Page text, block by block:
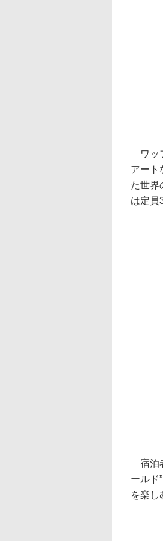
ワッ
アート
た世界
は定員
宿泊
ールド
を楽し